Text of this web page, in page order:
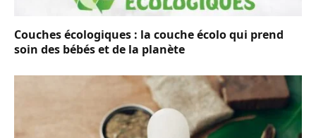
Couches écologiques : la couche écolo qui prend
soin des bébés et de la planète